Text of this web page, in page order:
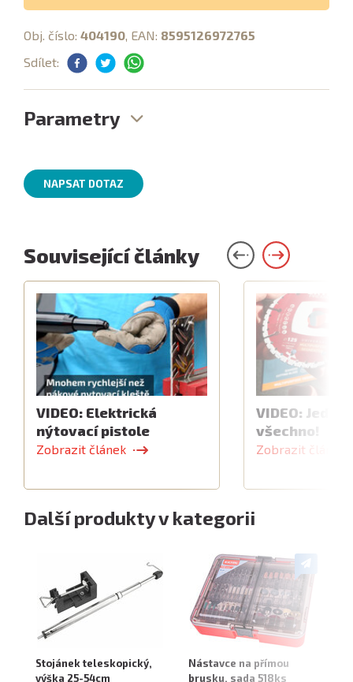
Obj. číslo: 404190, EAN: 8595126972765
Sdílet:
Parametry
NAPSAT DOTAZ
Související články
VIDEO: Elektrická
nýtovací pistole
Zobrazit článek
VIDEO:
všechno!
Zobrazit článek
Další produkty v kategorii
Stojánek teleskopický,
výška 25-54cm
Nástavce na přímou
brusku, sada 518ks